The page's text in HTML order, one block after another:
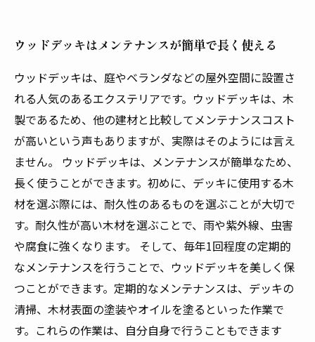
ウッドデッキはメンテナンスが簡単で長く使える
ウッドデッキは、庭やベランダなどの屋外空間に設置さ
れる人気のあるエクステリアです。ウッドデッキは、木
製であるため、他の建材と比較してメンテナンスコスト
が高いという声もありますが、実際はそのようには言え
ません。 ウッドデッキは、メンテナンスが簡単なため、
長く使うことができます。初めに、デッキに使用する木
材を選ぶ際には、耐久性のあるものを選ぶことが大切で
す。耐久性が高い木材を選ぶことで、雨や紫外線、虫害
や腐食に強くなります。 そして、毎年1回程度の定期的
なメンテナンスを行うことで、ウッドデッキを美しく保
つことができます。定期的なメンテナンスは、デッキの
清掃、木材表面の塗装やオイルを塗るといった作業で
す。これらの作業は、自分自身で行うこともできます